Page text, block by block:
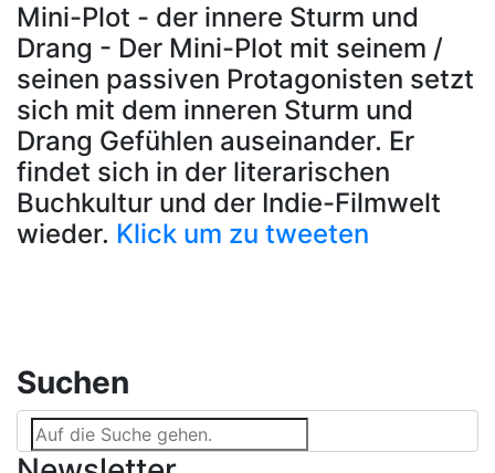
Mini-Plot - der innere Sturm und
Drang - Der Mini-Plot mit seinem /
seinen passiven Protagonisten setzt
sich mit dem inneren Sturm und
Drang Gefühlen auseinander. Er
findet sich in der literarischen
Buchkultur und der Indie-Filmwelt
wieder. Klick um zu tweeten
Suchen